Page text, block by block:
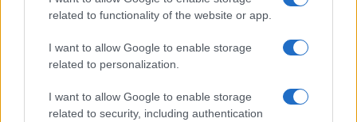
related to functionality of the website or app.
I want to allow Google to enable storage
related to personalization.
I want to allow Google to enable storage
related to security, including authentication
een 21-jarige om het leven kwam en een 18-jarige
werd gearresteerd, herinnert ons aan de
kwetsbaarheid van het leven. Dit soort incidenten
roept vragen op over geweld en de rol van de
samenleving in het creëren van een veilige